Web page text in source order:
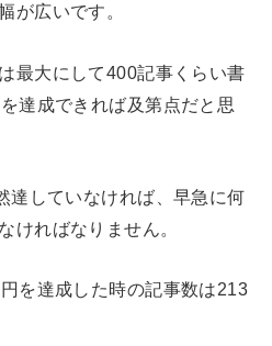
が広いです。
最大にして400記事くらい書
達成できれば及第点だと思
達していなければ、早急に何
ければなりません。
を達成した時の記事数は213